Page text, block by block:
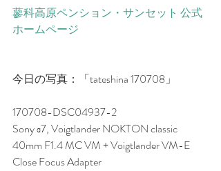
蓼科高原ペンション・サンセット 公式
ホームページ
今日の写真：「tateshina 170708」
170708-DSC04937-2
Sony α7, Voigtlander NOKTON classic
40mm F1.4 MC VM + Voigtlander VM-E
Close Focus Adapter